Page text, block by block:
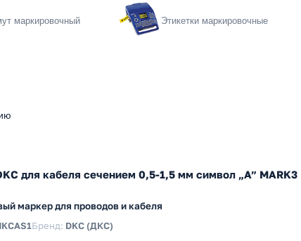
маркировочный Этикетки маркировочные
для кабеля сечением 0,5-1,5 мм символ „A” MARK3
маркер для проводов и кабеля
Бренд: DKC (ДКС)